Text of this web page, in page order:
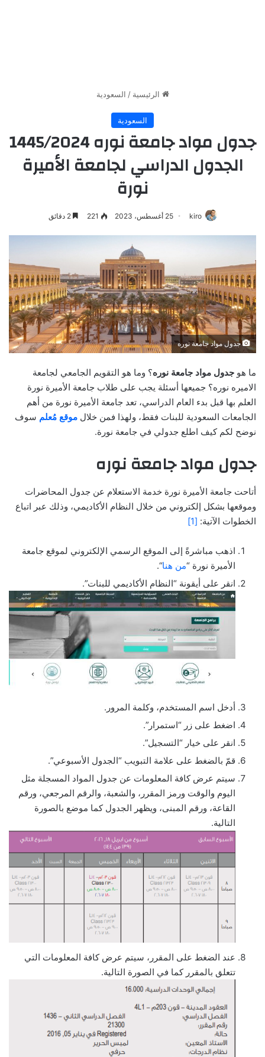
الرئيسية / السعودية
السعودية
جدول مواد جامعة نوره 1445/2024
الجدول الدراسي لجامعة الأميرة
نورة
kiro 25 أغسطس، 2023 221 2 دقائق
جدول مواد جامعة نوره
ما هو جدول مواد جامعة نوره؟ وما هو التقويم الجامعي لجامعة
الاميره نوره؟ جميعها أسئلة يجب على طلاب جامعة الأميرة نورة
العلم بها قبل بدء العام الدراسي، تعد جامعة الأميرة نورة من أهم
الجامعات السعودية للبنات فقط، ولهذا فمن خلال موقع مُعلم سوف
نوضح لكم كيف اطلع جدولي في جامعة نورة.
جدول مواد جامعة نوره
أتاحت جامعة الأميرة نورة خدمة الاستعلام عن جدول المحاضرات
وموقعها بشكل إلكتروني من خلال النظام الأكاديمي، وذلك عبر اتباع
الخطوات الآتية: [1]
اذهب مباشرةً إلى الموقع الرسمي الإلكتروني لموقع جامعة
الأميرة نورة “من هنا“.
انقر على أيقونة “النظام الأكاديمي للبنات”.
أدخل اسم المستخدم، وكلمة المرور.
اضغط على زر “استمرار”.
انقر على خيار “التسجيل”.
قمّ بالضغط على علامة التبويب “الجدول الأسبوعي”.
سيتم عرض كافة المعلومات عن جدول المواد المسجلة مثل
اليوم والوقت ورمز المقرر، والشعبة، والرقم المرجعي، ورقم
القاعة، ورقم المبنى، ويظهر الجدول كما موضع بالصورة
التالية.
عند الضغط على المقرر، سيتم عرض كافة المعلومات التي
تتعلق بالمقرر كما في الصورة التالية.